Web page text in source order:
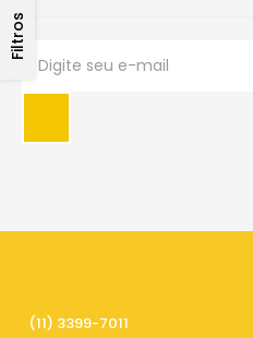
Filtros
(11) 3399-7011